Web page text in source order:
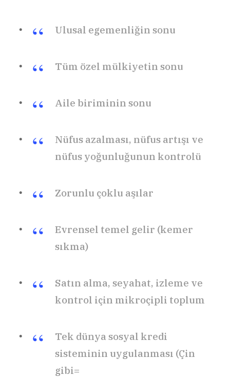
Ulusal egemenliğin sonu
Tüm özel mülkiyetin sonu
Aile biriminin sonu
Nüfus azalması, nüfus artışı ve
nüfus yoğunluğunun kontrolü
Zorunlu çoklu aşılar
Evrensel temel gelir (kemer
sıkma)
Satın alma, seyahat, izleme ve
kontrol için mikroçipli toplum
Tek dünya sosyal kredi
sisteminin uygulanması (Çin
gibi=